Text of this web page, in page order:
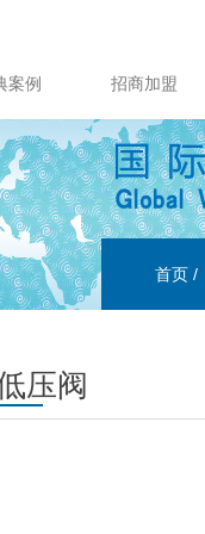
案例 招商加盟
首页
压阀